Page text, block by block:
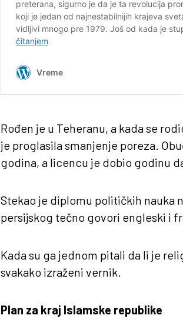
Rođen je u Teheranu, a kada se
je proglasila smanjenje poreza.
godina, a licencu je dobio godinu
Stekao je diplomu političkih nauka
persijskog tečno govori engleski i
Kada su ga jednom pitali da li je
svakako izraženi vernik.
Plan za kraj Islamske republike